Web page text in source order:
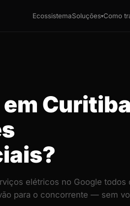
EcossistemaSoluções▾Como
Curitiba
elétricos no Google todos
para o concorrente — sem